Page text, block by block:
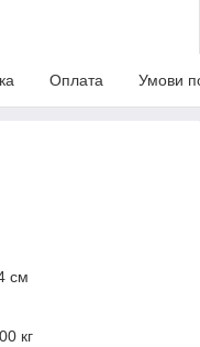
Оплата Умови
см
кг